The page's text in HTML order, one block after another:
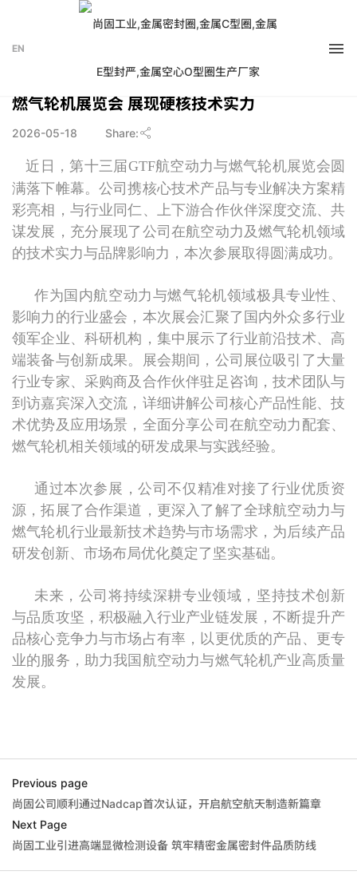
EN
圆满收官！公司亮相第十三届GTF航空动力与
燃气轮机展览会 展现硬核技术实力
2026-05-18 Share:
近日，第十三届GTF航空动力与燃气轮机展览会圆
满落下帷幕。公司携核心技术产品与专业解决方案精
彩亮相，与行业同仁、上下游合作伙伴深度交流、共
谋发展，充分展现了公司在航空动力及燃气轮机领域
的技术实力与品牌影响力，本次参展取得圆满成功。
作为国内航空动力与燃气轮机领域极具专业性、
影响力的行业盛会，本次展会汇聚了国内外众多行业
领军企业、科研机构，集中展示了行业前沿技术、高
端装备与创新成果。展会期间，公司展位吸引了大量
行业专家、采购商及合作伙伴驻足咨询，技术团队与
到访嘉宾深入交流，详细讲解公司核心产品性能、技
术优势及应用场景，全面分享公司在航空动力配套、
燃气轮机相关领域的研发成果与实践经验。
通过本次参展，公司不仅精准对接了行业优质资
源，拓展了合作渠道，更深入了解了全球航空动力与
燃气轮机行业最新技术趋势与市场需求，为后续产品
研发创新、市场布局优化奠定了坚实基础。
未来，公司将持续深耕专业领域，坚持技术创新
与品质攻坚，积极融入行业产业链发展，不断提升产
品核心竞争力与市场占有率，以更优质的产品、更专
业的服务，助力我国航空动力与燃气轮机产业高质量
发展。
Previous page
尚固公司顺利通过Nadcap首次认证，开启航空航天制造新篇章
Next Page
尚固工业引进高端显微检测设备 筑牢精密金属密封件品质防线